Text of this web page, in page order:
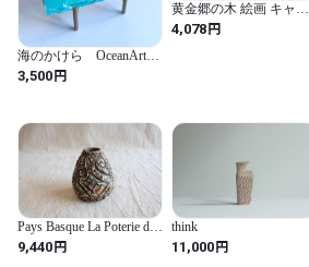
海のかけら OceanArt
No.19
3,500円
黄金郷の木 絵画 キャン
バスアート 開運 運気上
昇 風水アート ファンタ
4,078円
Pays Basque La Poterie de
Ciboure“Arroka” フラワー
ベース
9,440円
think
11,000円